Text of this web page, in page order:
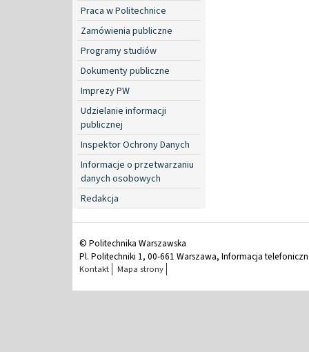
Praca w Politechnice
Zamówienia publiczne
Programy studiów
Dokumenty publiczne
Imprezy PW
Udzielanie informacji
publicznej
Inspektor Ochrony Danych
Informacje o przetwarzaniu
danych osobowych
Redakcja
© Politechnika Warszawska
Pl. Politechniki 1, 00-661 Warszawa, Informacja
Kontakt Mapa strony